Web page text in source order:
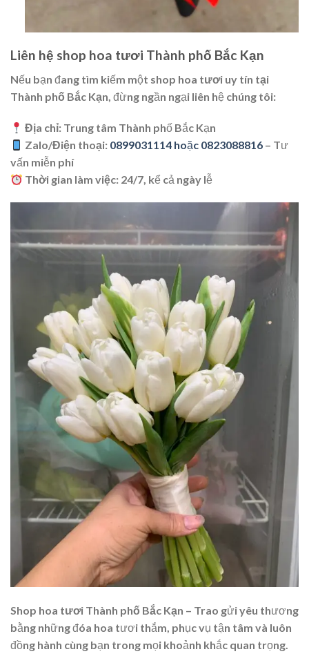
Liên hệ shop hoa tươi Thành phố Bắc Kạn
Nếu bạn đang tìm kiếm một shop hoa tươi uy tín tại
Thành phố Bắc Kạn , đừng ngần ngại liên hệ chúng tôi:
Địa chỉ: Trung tâm Thành phố Bắc Kạn
Zalo/Điện thoại: 0899031114 hoặc 0823088816 – Tư
vấn miễn phí
Thời gian làm việc: 24/7, kể cả ngày lễ
Shop hoa tươi Thành phố Bắc Kạn – Trao gửi yêu thương
bằng những đóa hoa tươi thắm, phục vụ tận tâm và luôn
đồng hành cùng bạn trong mọi khoảnh khắc quan trọng.